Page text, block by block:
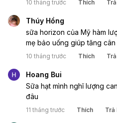
10 tháng trước Thích
Thúy Hồng
sữa horizon của Mỹ hàm
mẹ bảo uống giúp tăng
10 tháng trước Thích
Hoang Bui
Sữa hạt mình nghĩ lượng
đâu
11 tháng trước Thích Trả